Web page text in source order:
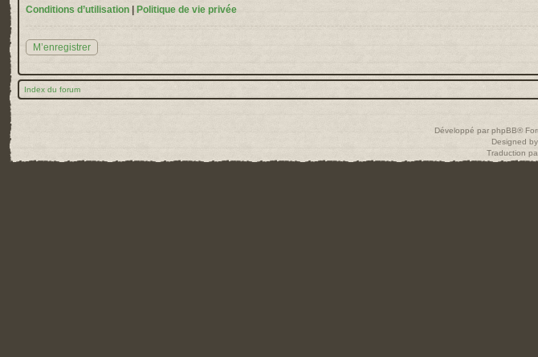
Conditions d’utilisation
Politique de vie privée
M’enregistrer
Index du forum
Développé par phpBB®
Designed by
Traduction